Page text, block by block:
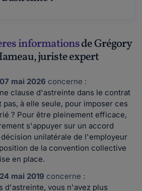
informationsde Grégory
juriste expert
07 mai 2026 concerne :
clause d'astreinte dans le contrat
à elle seule, pour imposer ces
? Pour être pleinement efficace,
s'appuyer sur un accord
unilatérale de l'employeur
de la convention collective
en place.
24 mai 2019 concerne :
d'astreinte, vous n'avez plus